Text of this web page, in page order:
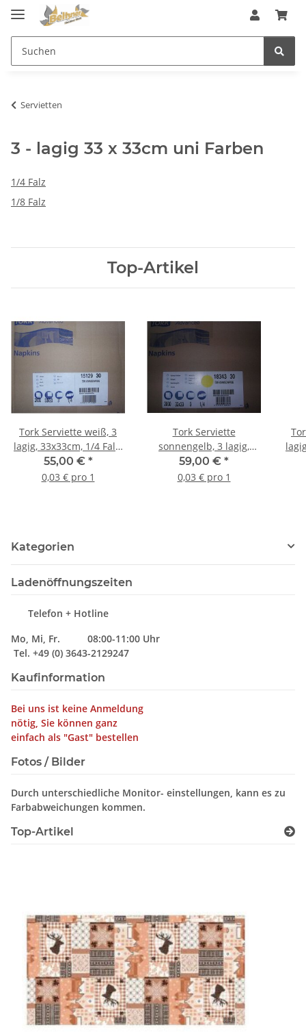
Servietten
3 - lagig 33 x 33cm uni Farben
1/4 Falz
1/8 Falz
Top-Artikel
Tork Serviette weiß, 3
lagig, 33x33cm, 1/4 Falz,
2000 Stück
55,00 € *
0,03 € pro 1
Tork Serviette
sonnengelb, 3 lagig,
33x33cm, 1/4 Falz, 2000
Stück
59,00 € *
0,03 € pro 1
Kategorien
Ladenöffnungszeiten
Telefon + Hotline
Mo, Mi, Fr. 08:00-11:00 Uhr
Tel. +49 (0) 3643-2129247
Kaufinformation
Bei uns ist keine Anmeldung
nötig, Sie können ganz
einfach als "Gast" bestellen
Fotos / Bilder
Durch unterschiedliche Monitor- einstellungen, kann es zu
Farbabweichungen kommen.
Top-Artikel